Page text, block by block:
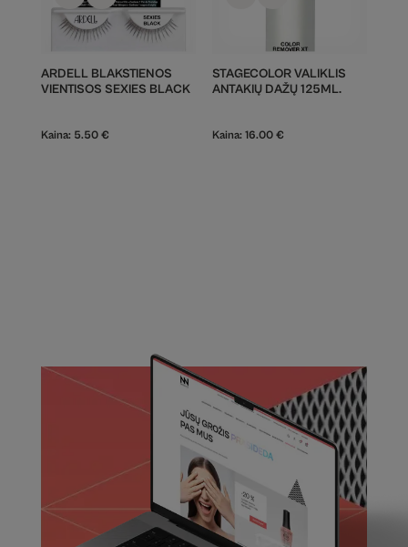
ARDELL BLAKSTIENOS
VIENTISOS SEXIES BLACK
Kaina: 5.50 €
STAGECOLOR VALIKLIS
ANTAKIŲ DAŽŲ 125ML.
Kaina: 16.00 €